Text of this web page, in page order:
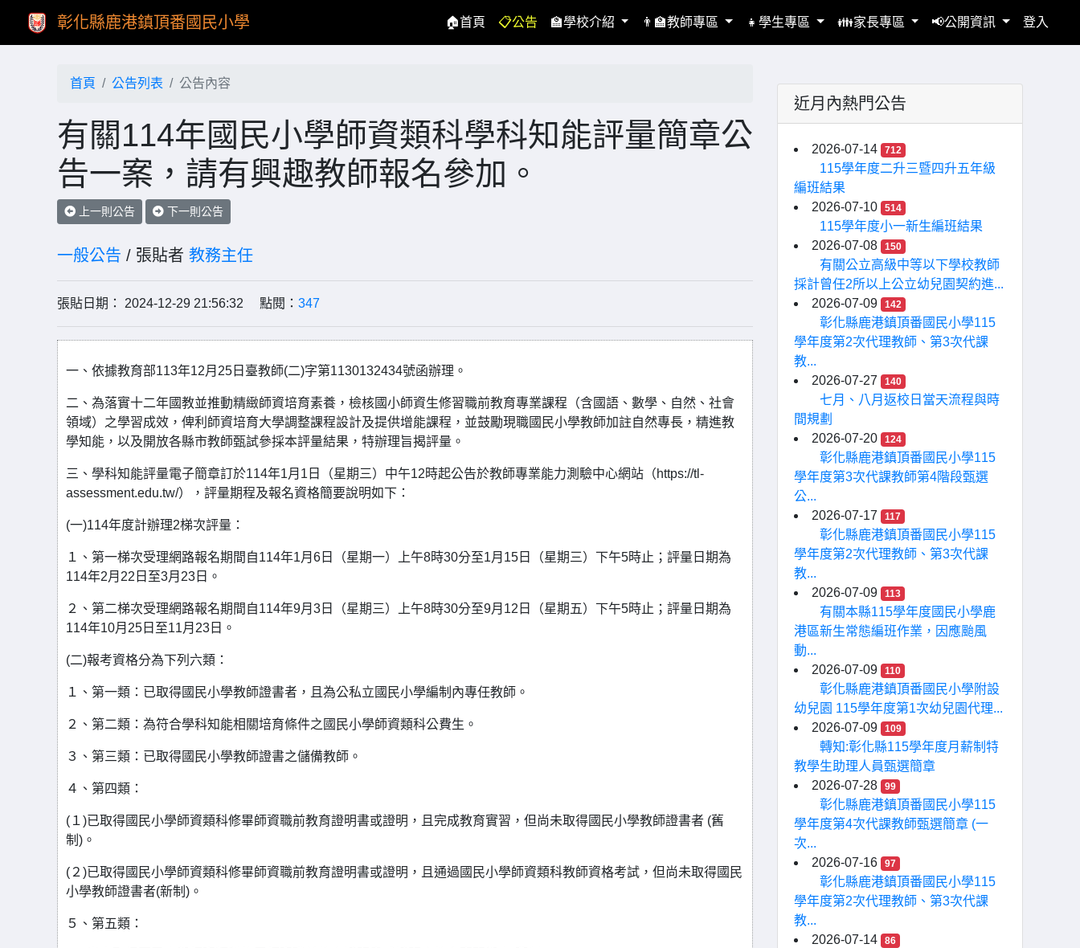
彰化縣鹿港鎮頂番國民小學 🏠首頁(current)
📋公告 🏫學校介紹 👨‍🏫教師專區 👧學生專區 👪家長專區 📢公開資訊 登入
首頁 公告列表 公告內容
有關114年國民小學師資類科學科知能評量簡章公
告一案，請有興趣教師報名參加。
上一則公告 下一則公告
一般公告 / 張貼者 教務主任
張貼日期： 2024-12-29 21:56:32 點閱： 347
一、依據教育部113年12月25日臺教師(二)字第1130132434號函辦理。
二、為落實十二年國教並推動精緻師資培育素養，檢核國小師資生修習職前教育專業課程（含國語、數學、自然、社會
領域）之學習成效，俾利師資培育大學調整課程設計及提供增能課程，並鼓勵現職國民小學教師加註自然專長，精進教
學知能，以及開放各縣市教師甄試參採本評量結果，特辦理旨揭評量。
三、學科知能評量電子簡章訂於114年1月1日（星期三）中午12時起公告於教師專業能力測驗中心網站（https://tl-
assessment.edu.tw/），評量期程及報名資格簡要說明如下：
(一)114年度計辦理2梯次評量：
１、第一梯次受理網路報名期間自114年1月6日（星期一）上午8時30分至1月15日（星期三）下午5時止；評量日期為
114年2月22日至3月23日。
２、第二梯次受理網路報名期間自114年9月3日（星期三）上午8時30分至9月12日（星期五）下午5時止；評量日期為
114年10月25日至11月23日。
(二)報考資格分為下列六類：
１、第一類：已取得國民小學教師證書者，且為公私立國民小學編制內專任教師。
２、第二類：為符合學科知能相關培育條件之國民小學師資類科公費生。
３、第三類：已取得國民小學教師證書之儲備教師。
４、第四類：
(１)已取得國民小學師資類科修畢師資職前教育證明書或證明，且完成教育實習，但尚未取得國民小學教師證書者 (舊
制)。
(２)已取得國民小學師資類科修畢師資職前教育證明書或證明，且通過國民小學師資類科教師資格考試，但尚未取得國民
小學教師證書者(新制)。
５、第五類：
近月內熱門公告
2026-07-14 712
115學年度二升三暨四升五年級
編班結果
2026-07-10
514
115學年度小一新生編班結果
2026-07-08
150
有關公立高級中等以下學校教師
採計曾任2所以上公立幼兒園契約進...
2026-07-09
142
彰化縣鹿港鎮頂番國民小學115
學年度第2次代理教師、第3次代課
教...
2026-07-27
140
七月、八月返校日當天流程與時
間規劃
2026-07-20
124
彰化縣鹿港鎮頂番國民小學115
學年度第3次代課教師第4階段甄選
公...
2026-07-17
117
彰化縣鹿港鎮頂番國民小學115
學年度第2次代理教師、第3次代課
教...
2026-07-09
113
有關本縣115學年度國民小學鹿
港區新生常態編班作業，因應颱風
動...
2026-07-09
110
彰化縣鹿港鎮頂番國民小學附設
幼兒園 115學年度第1次幼兒園代理...
2026-07-09
109
轉知:彰化縣115學年度月薪制特
教學生助理人員甄選簡章
2026-07-28
99
彰化縣鹿港鎮頂番國民小學115
學年度第4次代課教師甄選簡章 (一
次...
2026-07-16
97
彰化縣鹿港鎮頂番國民小學115
學年度第2次代理教師、第3次代課
教...
2026-07-14
86